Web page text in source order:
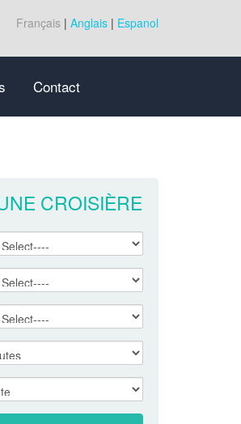
Français | Anglais | Espanol
Contact
CROISIÈRE